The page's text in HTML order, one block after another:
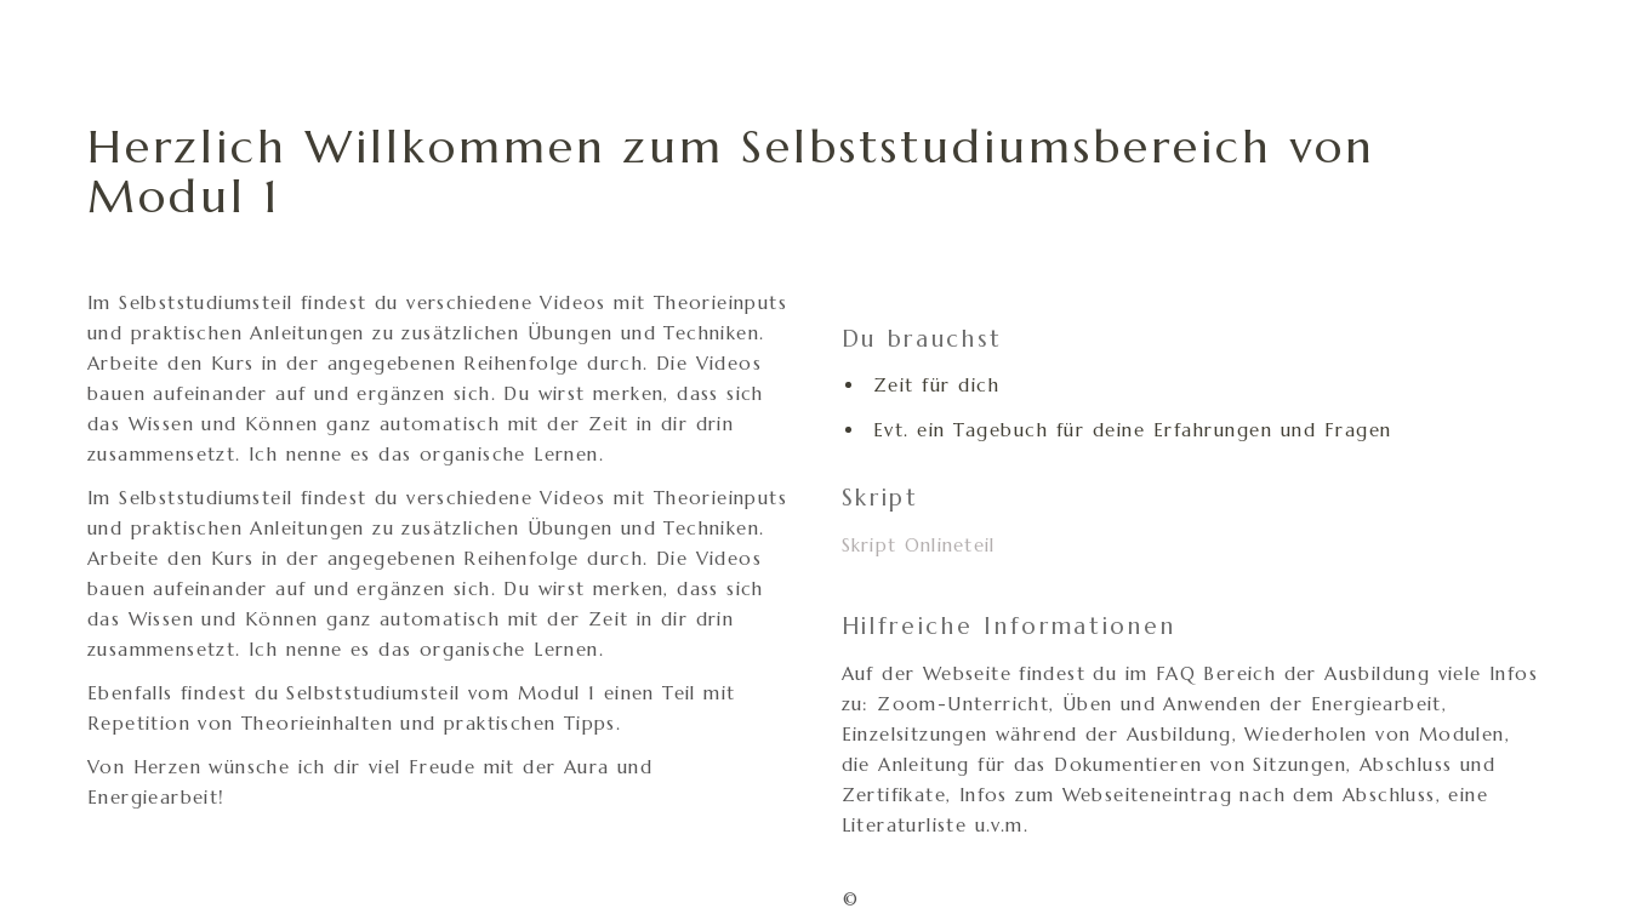
Herzlich Willkommen zum Selbststudiumsbereich von
Modul 1
Im Selbststudiumsteil findest du verschiedene Videos mit Theorieinputs
und praktischen Anleitungen zu zusätzlichen Übungen und Techniken.
Arbeite den Kurs in der angegebenen Reihenfolge durch. Die Videos
bauen aufeinander auf und ergänzen sich. Du wirst merken, dass sich
das Wissen und Können ganz automatisch mit der Zeit in dir drin
zusammensetzt. Ich nenne es das organische Lernen.
Im Selbststudiumsteil findest du verschiedene Videos mit Theorieinputs
und praktischen Anleitungen zu zusätzlichen Übungen und Techniken.
Arbeite den Kurs in der angegebenen Reihenfolge durch. Die Videos
bauen aufeinander auf und ergänzen sich. Du wirst merken, dass sich
das Wissen und Können ganz automatisch mit der Zeit in dir drin
zusammensetzt. Ich nenne es das organische Lernen.
Ebenfalls findest du Selbststudiumsteil vom Modul 1 einen Teil mit
Repetition von Theorieinhalten und praktischen Tipps.
Von Herzen wünsche ich dir viel Freude mit der Aura und
Energiearbeit!
Du brauchst
Zeit für dich
Evt. ein Tagebuch für deine Erfahrungen und Fragen
Skript
Skript Onlineteil
Hilfreiche Informationen
Auf der Webseite findest du im FAQ Bereich der Ausbildung viele Infos
zu: Zoom-Unterricht, Üben und Anwenden der Energiearbeit,
Einzelsitzungen während der Ausbildung, Wiederholen von Modulen,
die Anleitung für das Dokumentieren von Sitzungen, Abschluss und
Zertifikate, Infos zum Webseiteneintrag nach dem Abschluss, eine
Literaturliste u.v.m.
©